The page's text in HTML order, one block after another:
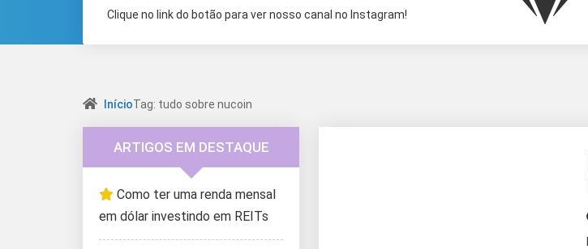
Clique no link do botão para ver nosso canal no Instagram!
InícioTag: tudo sobre nucoin
ARTIGOS EM DESTAQUE
Como ter uma renda mensal
em dólar investindo em REITs